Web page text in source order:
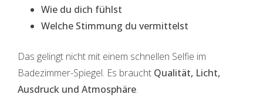
Wie du dich fühlst
Welche Stimmung du vermittelst
Das gelingt nicht mit einem schnellen Selfie im
Badezimmer-Spiegel. Es braucht Qualität, Licht,
Ausdruck und Atmosphäre.